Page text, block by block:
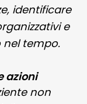
identificare
e
nel tempo.
azioni
non